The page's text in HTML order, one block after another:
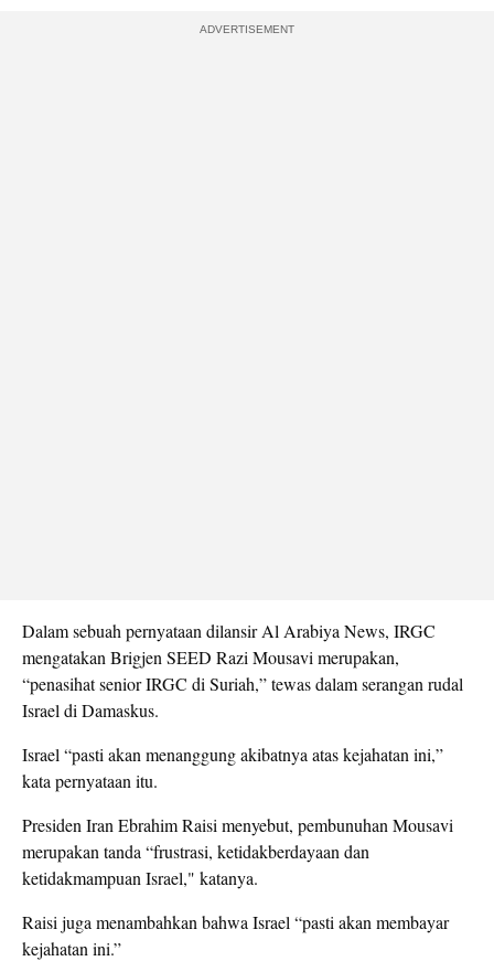
ADVERTISEMENT
Dalam sebuah pernyataan dilansir Al Arabiya News, IRGC
mengatakan Brigjen SEED Razi Mousavi merupakan,
“penasihat senior IRGC di Suriah,” tewas dalam serangan rudal
Israel di Damaskus.
Israel “pasti akan menanggung akibatnya atas kejahatan ini,”
kata pernyataan itu.
Presiden Iran Ebrahim Raisi menyebut, pembunuhan Mousavi
merupakan tanda “frustrasi, ketidakberdayaan dan
ketidakmampuan Israel," katanya.
Raisi juga menambahkan bahwa Israel “pasti akan membayar
kejahatan ini.”